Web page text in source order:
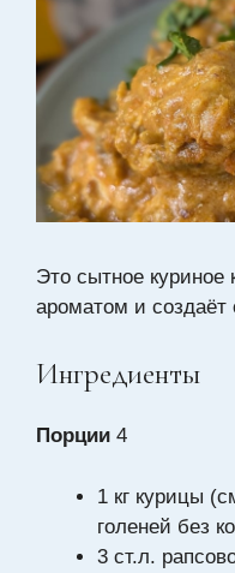
Это сытное куриное
ароматом и
Ингредиенты
Порции 4
1 кг курицы
голеней без
3 ст.л.